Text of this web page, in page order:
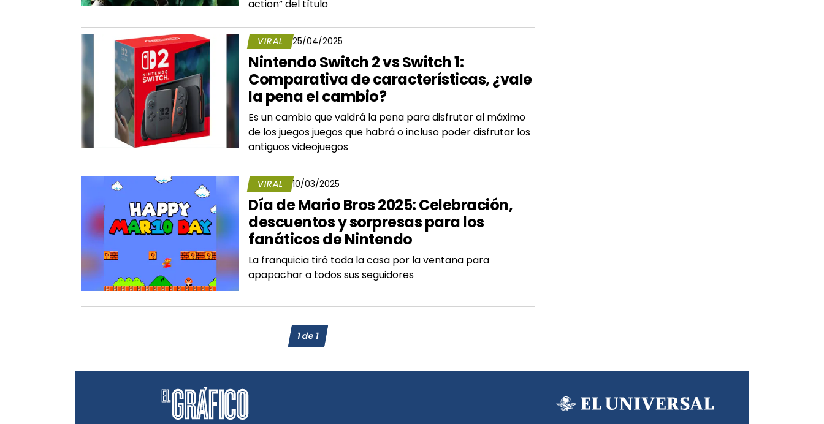
action” del título
VIRAL 25/04/2025
Nintendo Switch 2 vs Switch 1:
Comparativa de características, ¿vale
la pena el cambio?
Es un cambio que valdrá la pena para disfrutar al máximo
de los juegos juegos que habrá o incluso poder disfrutar los
antiguos videojuegos
VIRAL 10/03/2025
Día de Mario Bros 2025: Celebración,
descuentos y sorpresas para los
fanáticos de Nintendo
La franquicia tiró toda la casa por la ventana para
apapachar a todos sus seguidores
1de1